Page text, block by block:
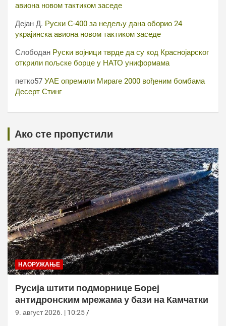
авиона новом тактиком заседе
Дејан Д. Руски С-400 за недељу дана оборио 24
украјинска авиона новом тактиком заседе
Слободан Руски војници тврде да су код Краснојарског
открили пољске борце у НАТО униформама
петко57 УАЕ опремили Мираге 2000 вођеним бомбама
Десерт Стинг
Ако сте пропустили
НАОРУЖАЊЕ
Русија штити подморнице Бореј
антидронским мрежама у бази на Камчатки
9. август 2026. | 10:25